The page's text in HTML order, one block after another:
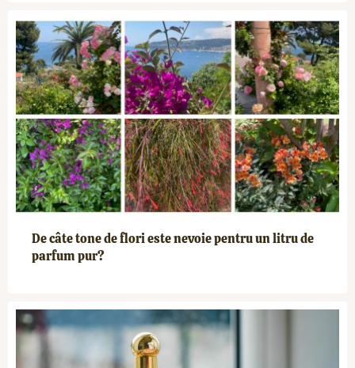
De câte tone de flori este nevoie pentru un litru de
parfum pur?